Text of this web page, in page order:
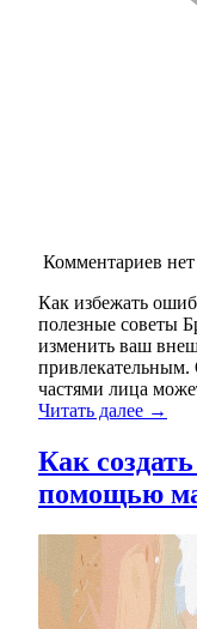
Комментариев нет
Как избежать
полезные советы
изменить ваш
привлекательным.
частями лица
Читать далее →
Как
помощью